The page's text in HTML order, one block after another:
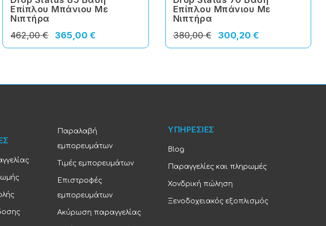
Επίπλου Μπάνιου Με
Νιπτήρα
365,00 €
462,00 €
Επίπλου Μπάνιου Με
Νιπτήρα
300,20 €
380,00 €
Παραλαβή
εμπορευμάτων
Τιμές εμπορευμάτων
Επιστροφές
εμπορευμάτων
Ακύρωση παραγγελίας
ΥΠΗΡΕΣΙΕΣ
Blog
Παραγγελίες και πληρωμές
Χονδρική πώληση
Ξενοδοχειακός εξοπλισμός